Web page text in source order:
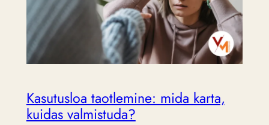
Kasutusloa taotlemine: mida karta,
kuidas valmistuda?